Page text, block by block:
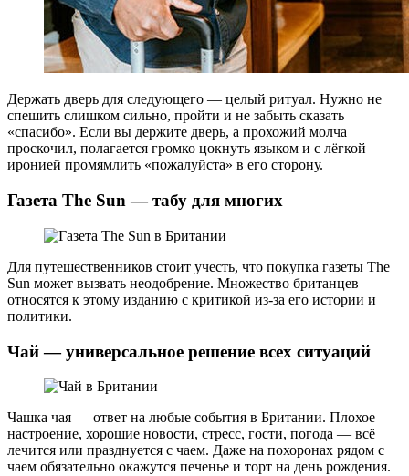
Держать дверь для следующего — целый ритуал. Нужно не
спешить слишком сильно, пройти и не забыть сказать
«спасибо». Если вы держите дверь, а прохожий молча
проскочил, полагается громко цокнуть языком и с лёгкой
иронией промямлить «пожалуйста» в его сторону.
Газета The Sun — табу для многих
Для путешественников стоит учесть, что покупка газеты The
Sun может вызвать неодобрение. Множество британцев
относятся к этому изданию с критикой из-за его истории и
политики.
Чай — универсальное решение всех ситуаций
Чашка чая — ответ на любые события в Британии. Плохое
настроение, хорошие новости, стресс, гости, погода — всё
лечится или празднуется с чаем. Даже на похоронах рядом с
чаем обязательно окажутся печенье и торт на день рождения.